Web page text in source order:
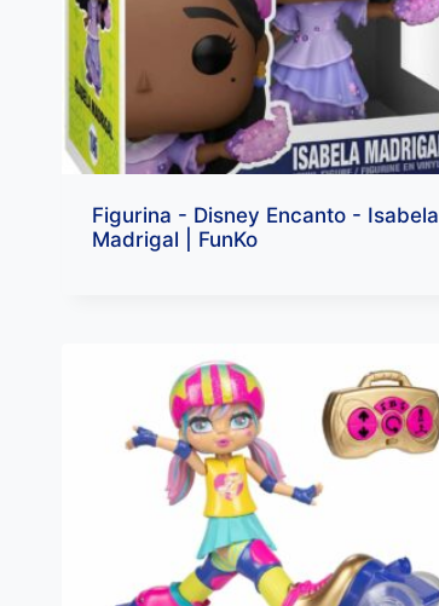
Figurina - Disney Encanto - Isabela
Madrigal | FunKo